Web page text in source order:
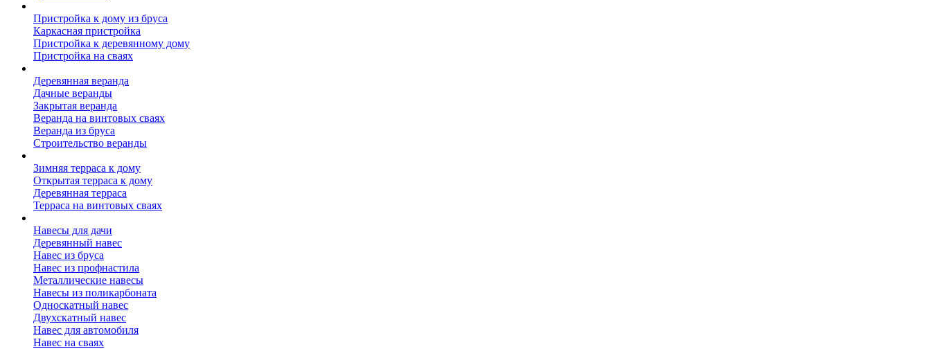
Пристройка к дому из бруса
Каркасная пристройка
Пристройка к деревянному дому
Пристройка на сваях
Деревянная веранда
Дачные веранды
Закрытая веранда
Веранда на винтовых сваях
Веранда из бруса
Строительство веранды
Зимняя терраса к дому
Открытая терраса к дому
Деревянная терраса
Терраса на винтовых сваях
Навесы для дачи
Деревянный навес
Навес из бруса
Навес из профнастила
Металлические навесы
Навесы из поликарбоната
Односкатный навес
Двухскатный навес
Навес для автомобиля
Навес на сваях